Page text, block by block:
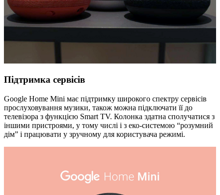
Підтримка сервісів
Google Home Mini має підтримку широкого спектру сервісів
прослуховування музики, також можна підключати її до
телевізора з функцією Smart TV. Колонка здатна сполучатися з
іншими пристроями, у тому числі і з еко-системою “розумний
дім” і працювати у зручному для користувача режимі.